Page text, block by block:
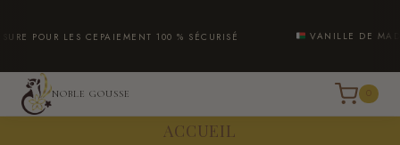
auPOUR LES CEPAIEMENT 100 % SÉCURISÉ VANILLE DE
NOBLE GOUSSE
ACCUEIL